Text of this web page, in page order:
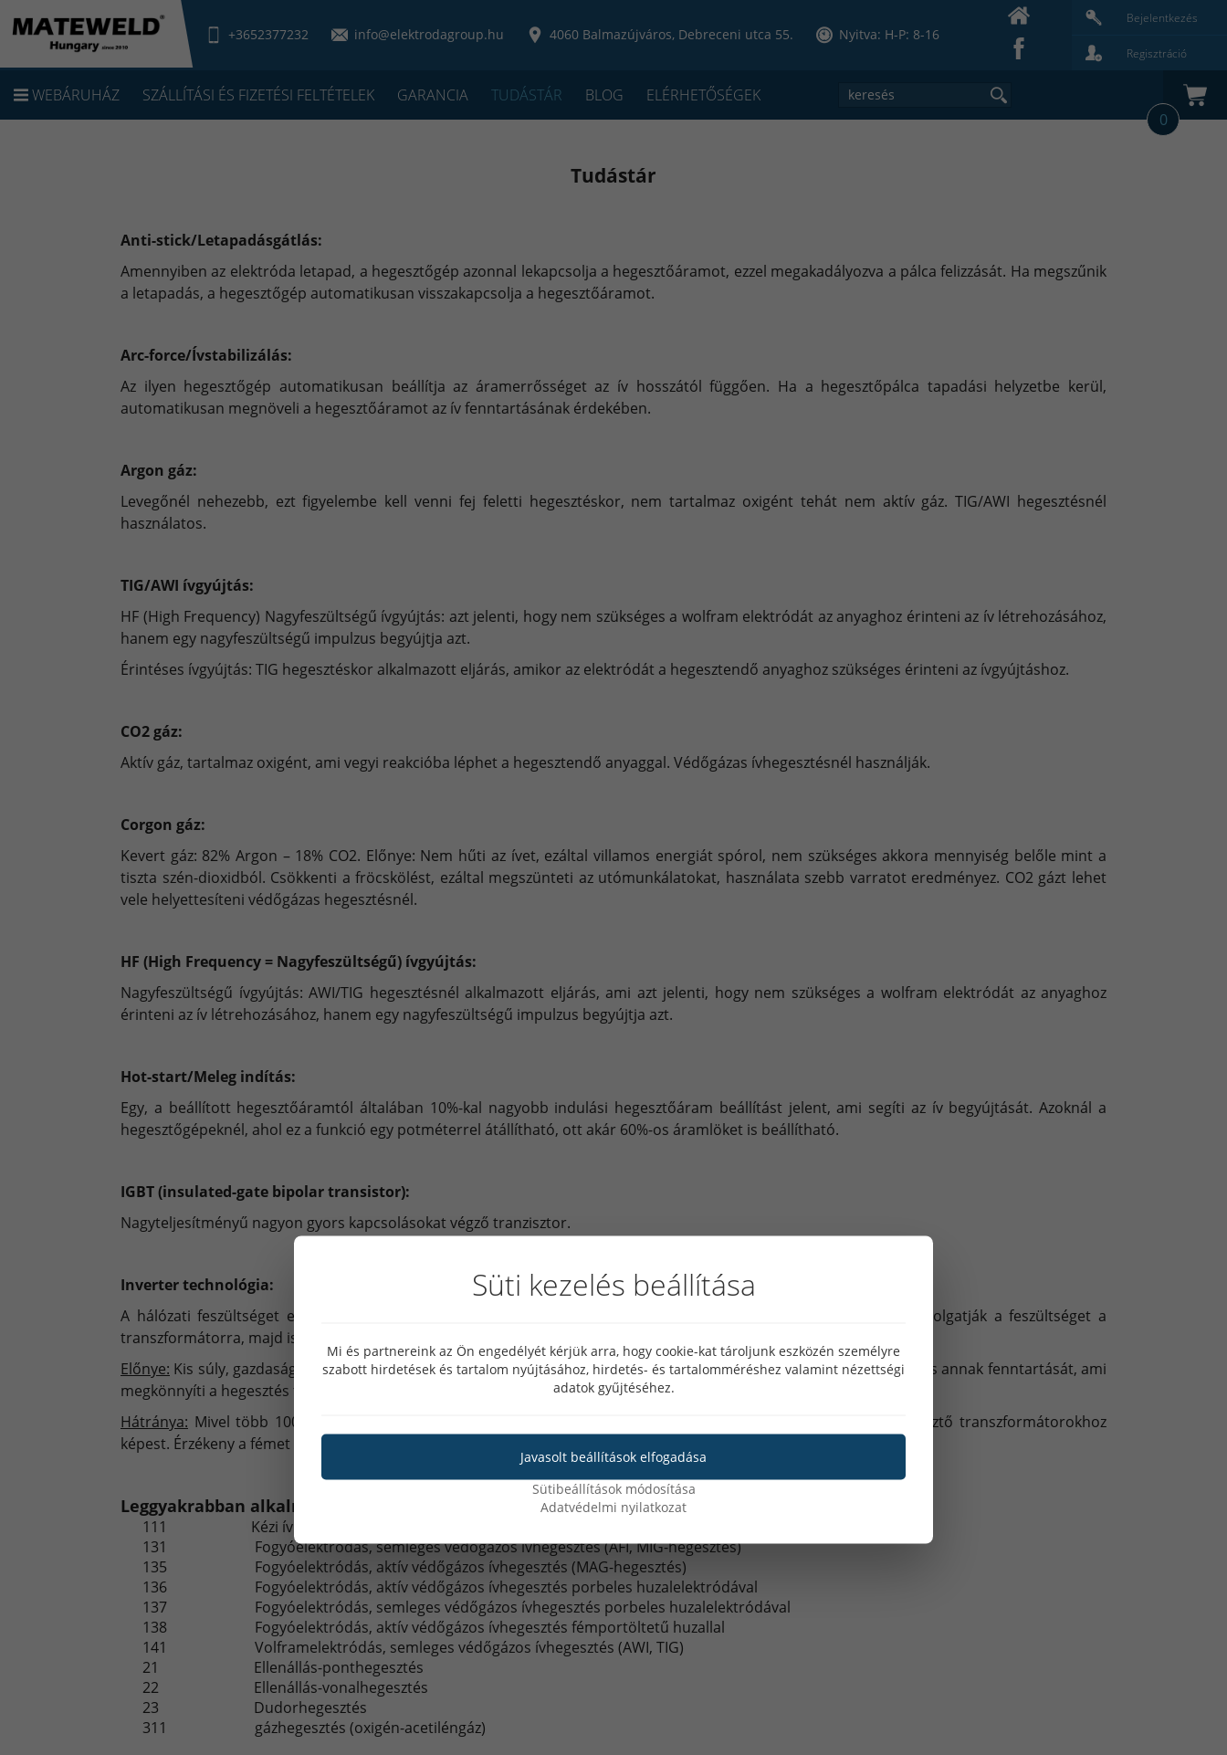
Bejelentkezés
Regisztráció
+3652377232 info@elektrodagroup.hu 4060 Balmazújváros, Debreceni utca 55. Nyitva: H-P: 8-16
WEBÁRUHÁZ SZÁLLÍTÁSI ÉS FIZETÉSI FELTÉTELEK GARANCIA TUDÁSTÁR BLOG
ELÉRHETŐSÉGEK
0
Tudástár
Anti-stick/Letapadásgátlás:
Amennyiben az elektróda letapad, a hegesztőgép azonnal lekapcsolja a hegesztőáramot, ezzel megakadályozva a pálca felizzását. Ha megszűnik
a letapadás, a hegesztőgép automatikusan visszakapcsolja a hegesztőáramot.
Arc-force/Ívstabilizálás:
Az ilyen hegesztőgép automatikusan beállítja az áramerrősséget az ív hosszától függően. Ha a hegesztőpálca tapadási helyzetbe kerül,
automatikusan megnöveli a hegesztőáramot az ív fenntartásának érdekében.
Argon gáz:
Levegőnél nehezebb, ezt figyelembe kell venni fej feletti hegesztéskor, nem tartalmaz oxigént tehát nem aktív gáz. TIG/AWI hegesztésnél
használatos.
TIG/AWI ívgyújtás:
HF (High Frequency) Nagyfeszültségű ívgyújtás: azt jelenti, hogy nem szükséges a wolfram elektródát az anyaghoz érinteni az ív létrehozásához,
hanem egy nagyfeszültségű impulzus begyújtja azt.
Érintéses ívgyújtás: TIG hegesztéskor alkalmazott eljárás, amikor az elektródát a hegesztendő anyaghoz szükséges érinteni az ívgyújtáshoz.
CO2 gáz:
Aktív gáz, tartalmaz oxigént, ami vegyi reakcióba léphet a hegesztendő anyaggal. Védőgázas ívhegesztésnél használják.
Corgon gáz:
Kevert gáz: 82% Argon – 18% CO2. Előnye: Nem hűti az ívet, ezáltal villamos energiát spórol, nem szükséges akkora mennyiség belőle mint a
tiszta szén-dioxidból. Csökkenti a fröcskölést, ezáltal megszünteti az utómunkálatokat, használata szebb varratot eredményez. CO2 gázt lehet
vele helyettesíteni védőgázas hegesztésnél.
HF (High Frequency = Nagyfeszültségű) ívgyújtás:
Nagyfeszültségű ívgyújtás: AWI/TIG hegesztésnél alkalmazott eljárás, ami azt jelenti, hogy nem szükséges a wolfram elektródát az anyaghoz
érinteni az ív létrehozásához, hanem egy nagyfeszültségű impulzus begyújtja azt.
Hot-start/Meleg indítás:
Egy, a beállított hegesztőáramtól általában 10%-kal nagyobb indulási hegesztőáram beállítást jelent, ami segíti az ív begyújtását. Azoknál a
hegesztőgépeknél, ahol ez a funkció egy potméterrel átállítható, ott akár 60%-os áramlöket is beállítható.
IGBT (insulated-gate bipolar transistor):
Nagyteljesítményű nagyon gyors kapcsolásokat végző tranzisztor.
Inverter technológia:
A hálózati feszültséget egyenirányítják, majd nagy teljesítményű tranzisztorokkal 30-100kHz-es frekvenciával kapcsolgatják a feszültséget a
transzformátorra, majd ismét egyenirányítják, hogy a hegesztésre alkalmas legyen.
Előnye: Kis súly, gazdaságos áramfogyasztás, bekapcsoláskor nem terheli a hálózatot, elektronika segíti az ívgyújtást és annak fenntartását, ami
megkönnyíti a hegesztés folyamatát.
Hátránya: Mivel több 100 alkatrészt tartalmaz, így a meghibásodás esélye valamivel nagyobb a tradícionális hegesztő transzformátorokhoz
képest. Érzékeny a fémet tartalmazó porszennyezésre, ezért sűrűbb karbantartást igényel.
Leggyakrabban alkalmazott hegesztési eljárások szabványos jelölése
111
Kézi ívhegesztés bevont elektródával
131
Fogyóelektródás, semleges védőgázos ívhegesztés (AFI, MIG-hegesztés)
135
Fogyóelektródás, aktív védőgázos ívhegesztés (MAG-hegesztés)
136
Fogyóelektródás, aktív védőgázos ívhegesztés porbeles huzalelektródával
137
Fogyóelektródás, semleges védőgázos ívhegesztés porbeles huzalelektródával
138
Fogyóelektródás, aktív védőgázos ívhegesztés fémportöltetű huzallal
141
Volframelektródás, semleges védőgázos ívhegesztés (AWI, TIG)
21
Ellenállás-ponthegesztés
22
Ellenállás-vonalhegesztés
23
Dudorhegesztés
311
gázhegesztés (oxigén-acetiléngáz)
Süti kezelés beállítása
Mi és partnereink az Ön engedélyét kérjük arra, hogy cookie-kat tároljunk eszközén személyre
szabott hirdetések és tartalom nyújtásához, hirdetés- és tartalomméréshez valamint nézettségi
adatok gyűjtéséhez.
Javasolt beállítások elfogadása
Sütibeállítások módosítása
Adatvédelmi nyilatkozat